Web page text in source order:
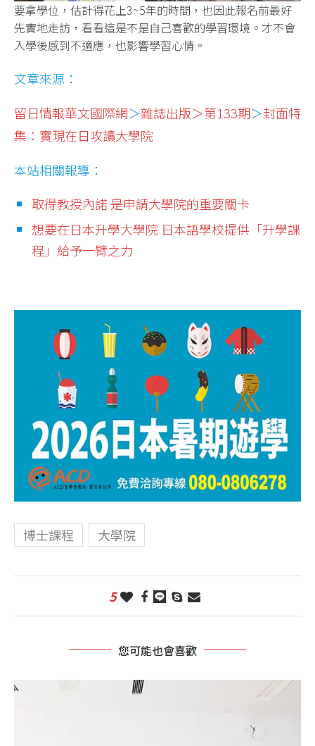
要拿學位，估計得花上3~5年的時間，也因此報名前最好
先實地走訪，看看這是不是自己喜歡的學習環境。才不會
入學後感到不適應，也影響學習心情。
文章來源：
留日情報華文國際網＞雜誌出版＞第133期＞封面特
集：實現在日攻讀大學院
本站相關報導：
取得教授內諾 是申請大學院的重要關卡
想要在日本升學大學院 日本語學校提供「升學課
程」給予一臂之力
博士課程 大學院
5
您可能也會喜歡